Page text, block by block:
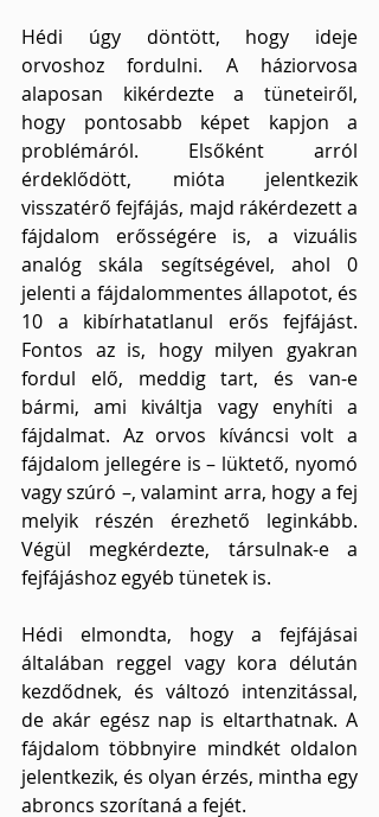
Hédi úgy döntött, hogy ideje
orvoshoz fordulni. A háziorvosa
alaposan kikérdezte a tüneteiről,
hogy pontosabb képet kapjon a
problémáról. Elsőként arról
érdeklődött, mióta jelentkezik
visszatérő fejfájás, majd rákérdezett a
fájdalom erősségére is, a vizuális
analóg skála segítségével, ahol 0
jelenti a fájdalommentes állapotot, és
10 a kibírhatatlanul erős fejfájást.
Fontos az is, hogy milyen gyakran
fordul elő, meddig tart, és van-e
bármi, ami kiváltja vagy enyhíti a
fájdalmat. Az orvos kíváncsi volt a
fájdalom jellegére is – lüktető, nyomó
vagy szúró –, valamint arra, hogy a fej
melyik részén érezhető leginkább.
Végül megkérdezte, társulnak-e a
fejfájáshoz egyéb tünetek is.
Hédi elmondta, hogy a fejfájásai
általában reggel vagy kora délután
kezdődnek, és változó intenzitással,
de akár egész nap is eltarthatnak. A
fájdalom többnyire mindkét oldalon
jelentkezik, és olyan érzés, mintha egy
abroncs szorítaná a fejét.